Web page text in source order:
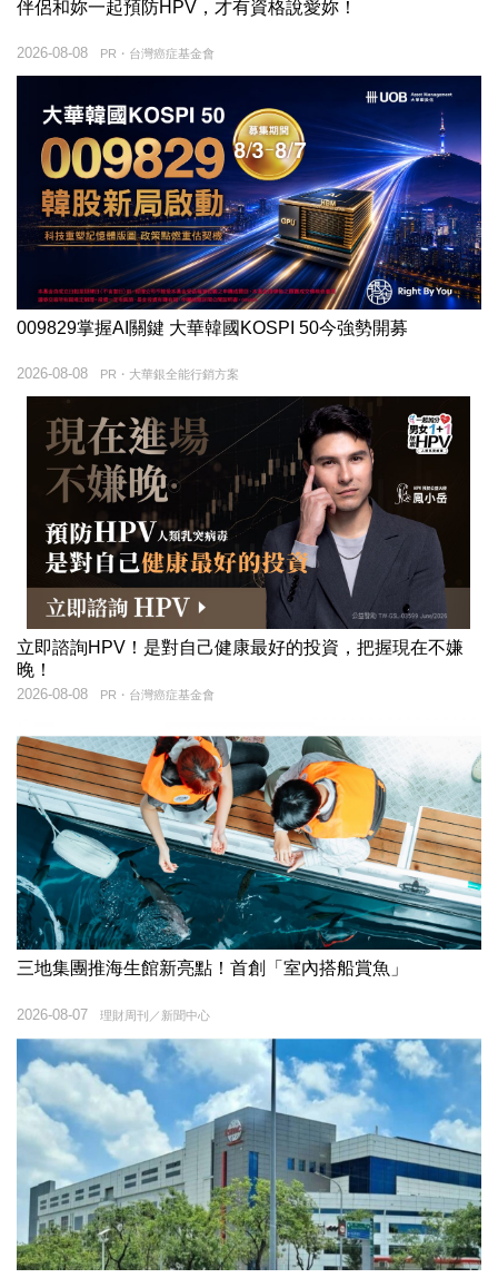
伴侶和妳一起預防HPV，才有資格說愛妳！
PR・台灣癌症基金會
2026-08-08
009829掌握AI關鍵 大華韓國KOSPI 50今強勢開募
PR・大華銀全能行銷方案
2026-08-08
立即諮詢HPV！是對自己健康最好的投資，把握現在不嫌
晚！
PR・台灣癌症基金會
2026-08-08
三地集團推海生館新亮點！首創「室內搭船賞魚」
理財周刊／新聞中心
2026-08-07